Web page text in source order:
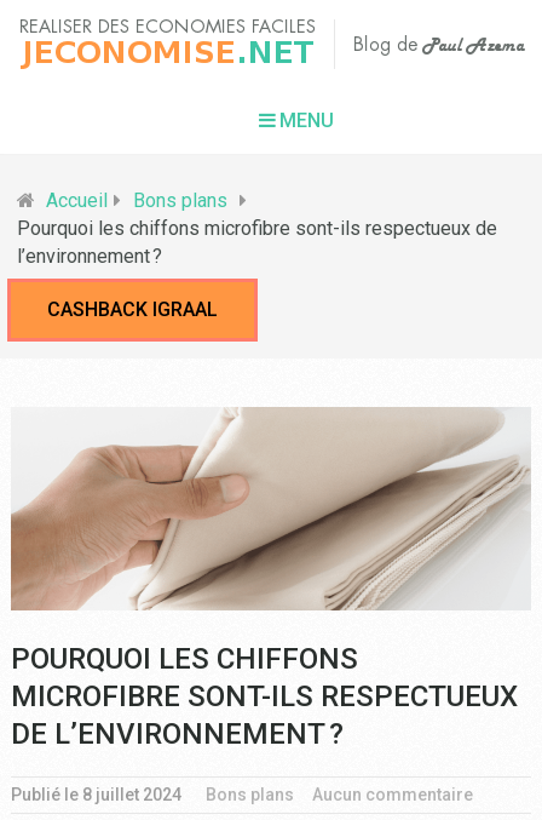
MENU
Accueil
Bons plans
Pourquoi les chiffons microfibre sont-ils respectueux de
l’environnement ?
CASHBACK IGRAAL
POURQUOI LES CHIFFONS
MICROFIBRE SONT-ILS RESPECTUEUX
DE L’ENVIRONNEMENT ?
Publié le 8 juillet 2024 Bons plans Aucun commentaire